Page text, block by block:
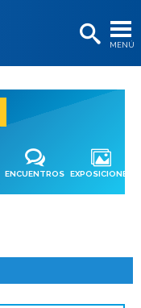
MENÚ
ENCUENTROS EXPOSICIONES